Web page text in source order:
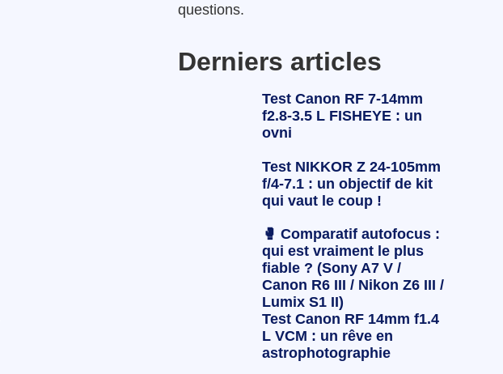
questions.
Derniers articles
Test Canon RF 7-14mm
f2.8-3.5 L FISHEYE : un
ovni
Test NIKKOR Z 24-105mm
f/4-7.1 : un objectif de kit
qui vaut le coup !
🥊 Comparatif autofocus :
qui est vraiment le plus
fiable ? (Sony A7 V /
Canon R6 III / Nikon Z6 III /
Lumix S1 II)
Test Canon RF 14mm f1.4
L VCM : un rêve en
astrophotographie